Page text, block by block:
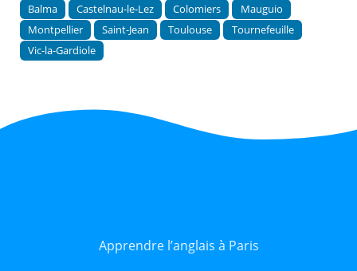
Balma Castelnau-le-Lez Colomiers
Mauguio
Montpellier
Saint-Jean Toulouse
Tournefeuille
Vic-la-Gardiole
Apprendre l’anglais à Paris